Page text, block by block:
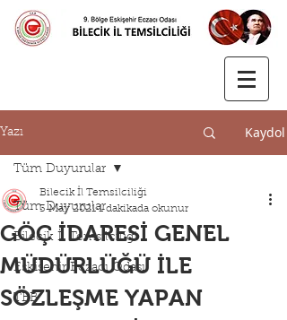
Yazı Kaydol
Tüm Duyurular
Bilecik İl Temsilciliği
Eskişehir Eczacı Odası
TEB
Tüm Duyurular
GÖÇ İDARESİ GENEL
MÜDÜRLÜĞÜ İLE
SÖZLEŞME YAPAN
Bilecik İl Temsilciliği
3 May 2021 1 dakikada okunur